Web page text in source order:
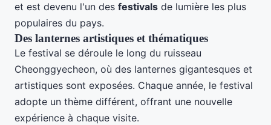
et est devenu l'un des festivals de lumière les plus
populaires du pays.
Des lanternes artistiques et thématiques
Le festival se déroule le long du ruisseau
Cheonggyecheon, où des lanternes gigantesques et
artistiques sont exposées. Chaque année, le festival
adopte un thème différent, offrant une nouvelle
expérience à chaque visite.